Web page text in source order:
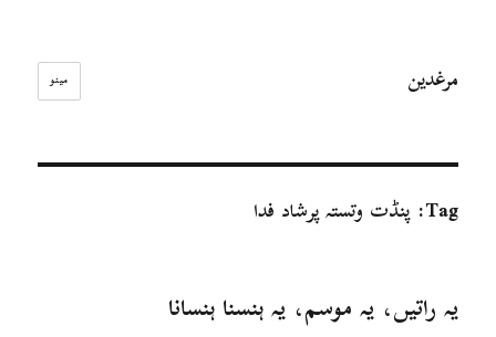
مرغدین مینو
Tag: پنڈت وتستہ پرشاد فدا
یہ راتیں، یہ موسم، یہ ہنسنا ہنسانا